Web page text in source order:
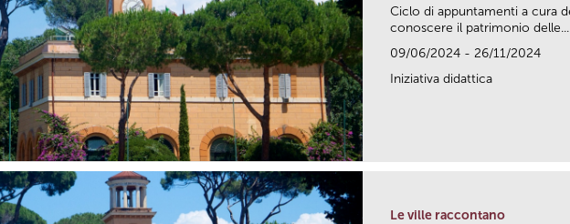
Ciclo di appuntamenti a cura
conoscere il patrimonio delle...
09/06/2024 - 26/11/2024
Iniziativa didattica
Le ville raccontano